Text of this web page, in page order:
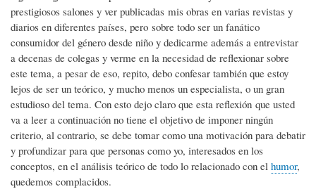
prestigiosos salones y ver publicadas mis obras en varias revistas y
diarios en diferentes países, pero sobre todo ser un fanático
consumidor del género desde niño y dedicarme además a entrevistar
a decenas de colegas y verme en la necesidad de reflexionar sobre
este tema, a pesar de eso, repito, debo confesar también que estoy
lejos de ser un teórico, y mucho menos un especialista, o un gran
estudioso del tema. Con esto dejo claro que esta reflexión que usted
va a leer a continuación no tiene el objetivo de imponer ningún
criterio, al contrario, se debe tomar como una motivación para debatir
y profundizar para que personas como yo, interesados en los
conceptos, en el análisis teórico de todo lo relacionado con el humor,
quedemos complacidos.